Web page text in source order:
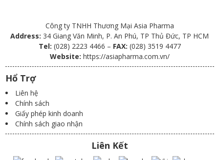
Công ty TNHH Thương Mại Asia Pharma
Address: 34 Giang Văn Minh, P. An Phú, TP Thủ Đức, TP HCM
Tel: (028) 2223 4466 – FAX: (028) 3519 4477
Website: https://asiapharma.com.vn/
Hổ Trợ
Liên hệ
Chính sách
Giấy phép kinh doanh
Chính sách giao nhận
Liên Kết